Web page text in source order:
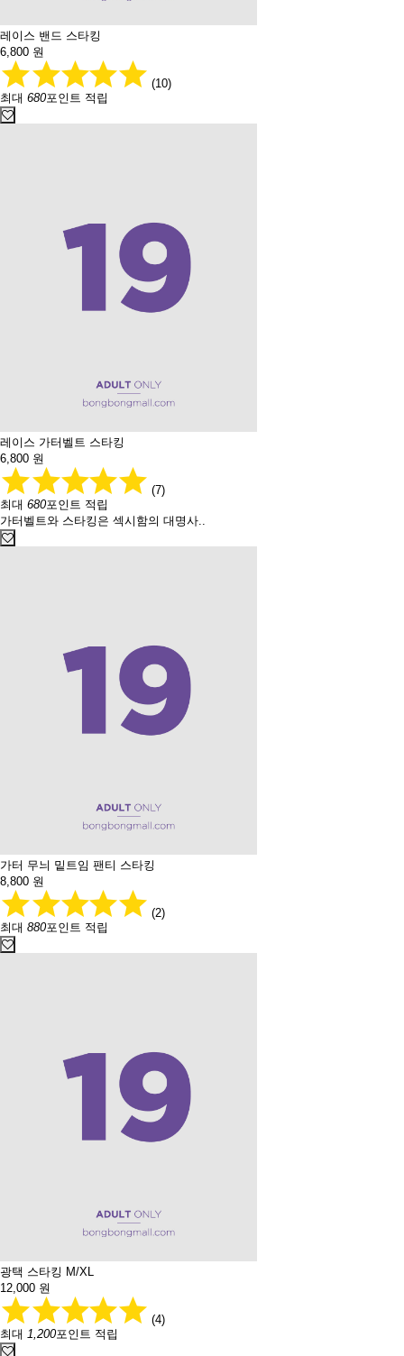
레이스 밴드 스타킹
6,800 원
(10)
최대 680포인트 적립
레이스 가터벨트 스타킹
6,800 원
(7)
최대 680포인트 적립
가터벨트와 스타킹은 섹시함의 대명사..
가터 무늬 밑트임 팬티 스타킹
8,800 원
(2)
최대 880포인트 적립
광택 스타킹 M/XL
12,000 원
(4)
최대 1,200포인트 적립